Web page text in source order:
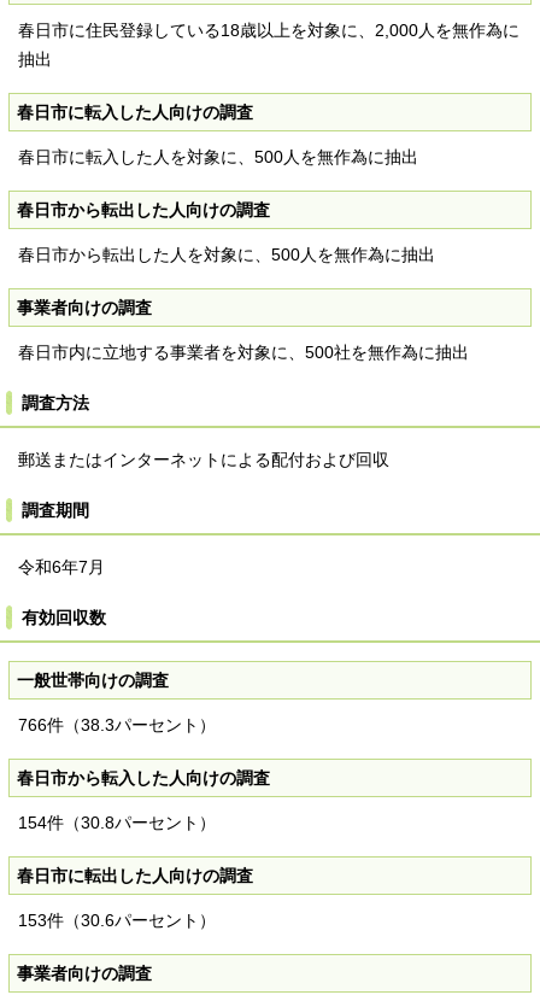
春日市に住民登録している18歳以上を対象に、2,000人を無作為に
抽出
春日市に転入した人向けの調査
春日市に転入した人を対象に、500人を無作為に抽出
春日市から転出した人向けの調査
春日市から転出した人を対象に、500人を無作為に抽出
事業者向けの調査
春日市内に立地する事業者を対象に、500社を無作為に抽出
調査方法
郵送またはインターネットによる配付および回収
調査期間
令和6年7月
有効回収数
一般世帯向けの調査
766件（38.3パーセント）
春日市から転入した人向けの調査
154件（30.8パーセント）
春日市に転出した人向けの調査
153件（30.6パーセント）
事業者向けの調査